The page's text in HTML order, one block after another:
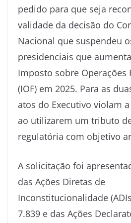
pedido para que seja
validade da decisão do
Nacional que suspendeu
presidenciais que
Imposto sobre Operações
(IOF) em 2025. Para as
atos do Executivo violam
ao utilizarem um tributo
regulatória com objetivo
A solicitação foi
das Ações Diretas de
Inconstitucionalidade
7.839 e das Ações